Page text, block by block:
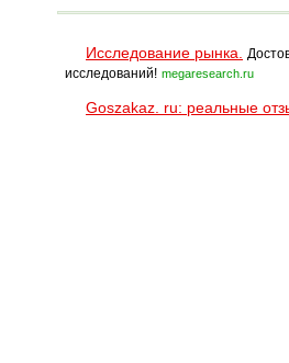
Исследование рынка.
исследований! megaresearch.ru
Goszakaz. ru: реальные